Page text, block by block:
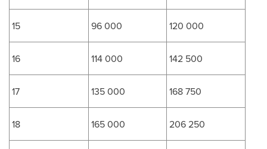
15 96 000 120 000
16 114 000 142 500
17 135 000 168 750
18 165 000 206 250